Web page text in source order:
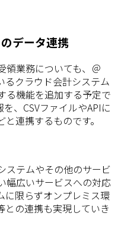
データ連携
領業務についても、＠
るクラウド会計システム
る機能を追加する予定で
、CSVファイルやAPIに
連携するものです。
ステムやその他のサービ
幅広いサービスへの対応
に限らずオンプレミス環
との連携も実現していき